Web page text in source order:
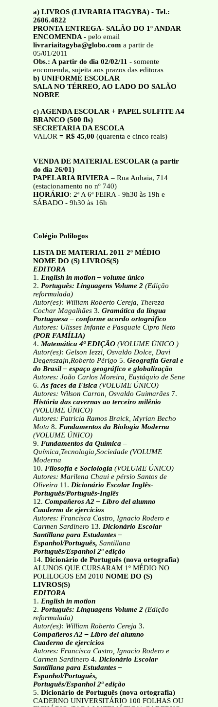
a) LIVROS (LIVRARIA ITAGYBA) - Tel.:
2606.4822
PRONTA ENTREGA- SALÃO DO 1º ANDAR
ENCOMENDA -pelo email
livrariaitagyba@globo.com a partir de
05/01/2011
Obs.: A partir do dia 02/02/11 - somente
encomenda, sujeita aos prazos das editoras
b) UNIFORME ESCOLAR
SALA NO TÉRREO, AO LADO DO SALÃO
NOBRE
c) AGENDA ESCOLAR + PAPEL SULFITE A4
BRANCO (500 fls)
SECRETARIA DA ESCOLA
VALOR= R$ 45,00 (quarenta e cinco reais)
VENDA DE MATERIAL ESCOLAR (a partir
do dia 26/01)
PAPELARIA RIVIERA– Rua Anhaia, 714
(estacionamento no nº 740)
HORÁRIO: 2ª A 6ª FEIRA - 9h30 às 19h e
SÁBADO - 9h30 às 16h
Colégio Polilogos
LISTA DE MATERIAL 2011 2º MÉDIO
NOME DO (S) LIVROS(S)
EDITORA
1. English in motion – volume único
2. Português: Linguagens Volume 2 (Edição
reformulada)
Autor(es): William Roberto Cereja, Thereza
Cochar Magalhães 3. Gramática da língua
Portuguesa – conforme acordo ortográfico
Autores: Ulisses Infante e Pasquale Cipro Neto
(POR FAMÍLIA)
4. Matemática 4ª EDIÇÃO (VOLUME ÚNICO )
Autor(es): Gelson Iezzi, Osvaldo Dolce, Davi
Degenszajn,Roberto Périgo 5. Geografia Geral e
do Brasil – espaço geográfico e globalização
Autores: João Carlos Moreira, Eustáquio de Sene
6.As faces da Física (VOLUME ÚNICO)
Autores: Wilson Carron, Osvaldo Guimarães 7.
História das cavernas ao terceiro milênio
(VOLUME ÚNICO)
Autores: Patricia Ramos Braick, Myrian Becho
Mota 8. Fundamentos da Biologia Moderna
(VOLUME ÚNICO)
9. Fundamentos da Química –
Química,Tecnologia,Sociedade (VOLUME
Moderna
10. Filosofia e Sociologia (VOLUME ÚNICO)
Autores: Marilena Chaui e pérsio Santos de
Oliveira 11. Dicionário Escolar Inglês-
Português/Português-Inglês
12. Compañeros A2 – Libro del alumno
Cuaderno de ejercicios
Autores: Francisca Castro, Ignacio Rodero e
Carmen Sardinero 13. Dicionário Escolar
Santillana para Estudantes –
Espanhol/Português, Santillana
Português/Espanhol 2ª edição
14. Dicionário de Português (nova ortografia)
ALUNOS QUE CURSARAM 1º MÉDIO NO
POLILOGOS EM 2010 NOME DO (S)
LIVROS(S)
EDITORA
1. English in motion
2. Português: Linguagens Volume 2 (Edição
reformulada)
Autor(es): William Roberto Cereja 3.
Compañeros A2 – Libro del alumno
Cuaderno de ejercicios
Autores: Francisca Castro, Ignacio Rodero e
Carmen Sardinero 4. Dicionário Escolar
Santillana para Estudantes –
Espanhol/Português,
Português/Espanhol 2ª edição
5. Dicionário de Português (nova ortografia)
CADERNO UNIVERSITÁRIO 100 FOLHAS OU